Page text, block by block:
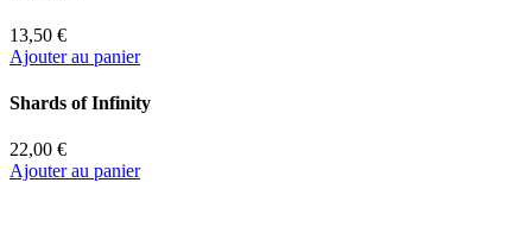
13,50 €
Ajouter au panier
Shards of Infinity
22,00 €
Ajouter au panier